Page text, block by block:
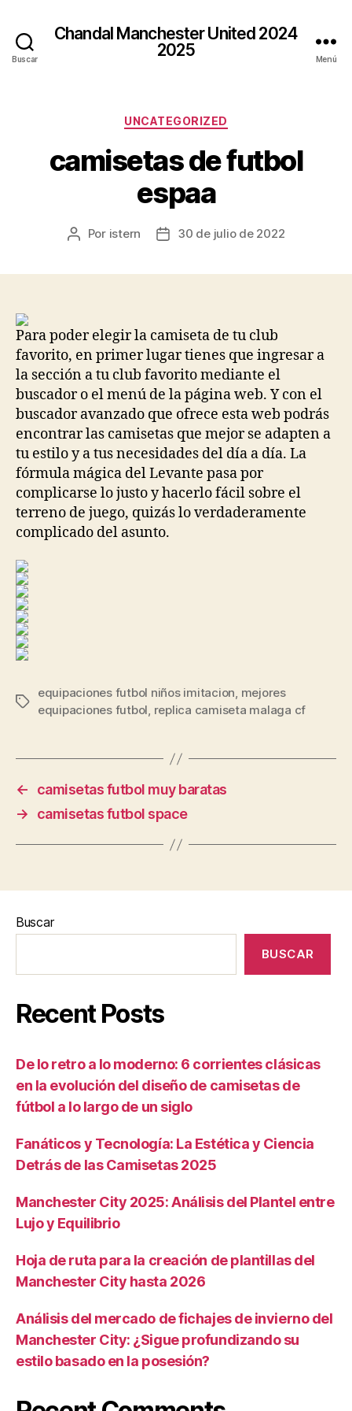
Buscar
Chandal Manchester United 2024
2025
Menú
Categorías
UNCATEGORIZED
camisetas de futbol
espaa
Autor
Por istern
Fecha30 de julio de 2022
Para poder elegir la camiseta de tu club
favorito, en primer lugar tienes que ingresar a
la sección a tu club favorito mediante el
buscador o el menú de la página web. Y con el
buscador avanzado que ofrece esta web podrás
encontrar las camisetas que mejor se adapten a
tu estilo y a tus necesidades del día a día. La
fórmula mágica del Levante pasa por
complicarse lo justo y hacerlo fácil sobre el
terreno de juego, quizás lo verdaderamente
complicado del asunto.
Etiquetas
equipaciones futbol niños imitacion, mejores
equipaciones futbol, replica camiseta malaga cf
←
camisetas futbol muy baratas
→
camisetas futbol space
Buscar
BUSCAR
Recent Posts
De lo retro a lo moderno: 6 corrientes clásicas
en la evolución del diseño de camisetas de
fútbol a lo largo de un siglo
Fanáticos y Tecnología: La Estética y Ciencia
Detrás de las Camisetas 2025
Manchester City 2025: Análisis del Plantel entre
Lujo y Equilibrio
Hoja de ruta para la creación de plantillas del
Manchester City hasta 2026
Análisis del mercado de fichajes de invierno del
Manchester City: ¿Sigue profundizando su
estilo basado en la posesión?